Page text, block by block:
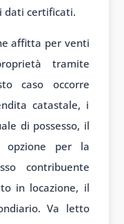
dati certificati.
affitta per venti
tramite
caso occorre
catastale, i
di possesso, il
opzione per la
contribuente
in locazione, il
Va letto